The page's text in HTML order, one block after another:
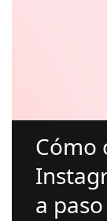
Cómo
a paso